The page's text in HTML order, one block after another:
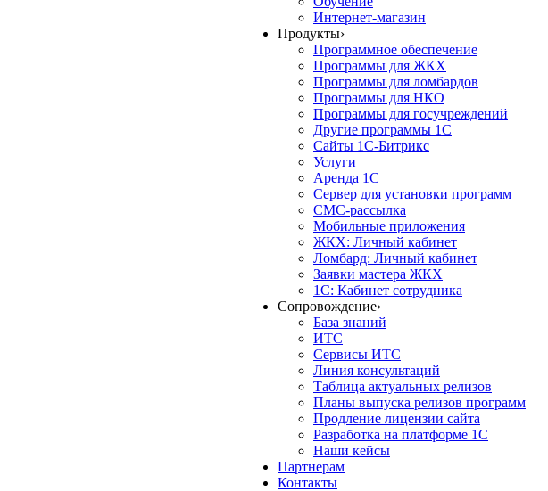
Интернет-магазин
Продукты›
Программное обеспечение
Программы для ЖКХ
Программы для ломбардов
Программы для НКО
Программы для госучреждений
Другие программы 1С
Сайты 1С-Битрикс
Услуги
Аренда 1С
Сервер для установки программ
СМС-рассылка
Мобильные приложения
ЖКХ: Личный кабинет
Ломбард: Личный кабинет
Заявки мастера ЖКХ
1С: Кабинет сотрудника
Сопровождение›
База знаний
ИТС
Сервисы ИТС
Линия консультаций
Таблица актуальных релизов
Планы выпуска релизов программ
Продление лицензии сайта
Разработка на платформе 1С
Наши кейсы
Партнерам
Контакты